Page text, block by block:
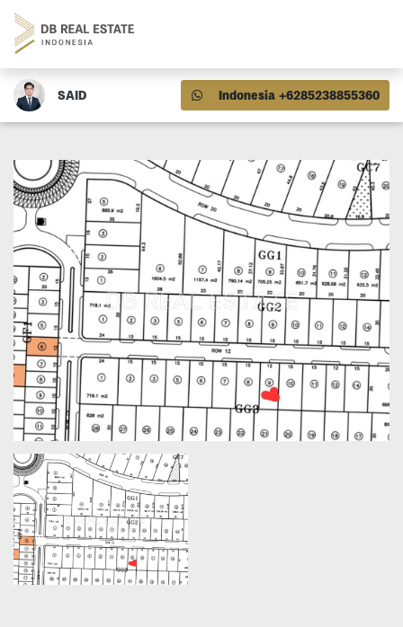
SAID Indonesia +6285238855360